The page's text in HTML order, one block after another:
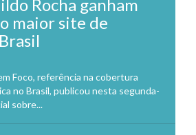
Rocha ganham
maior site de
Foco, referência na cobertura
no Brasil, publicou nesta segunda-
sobre...